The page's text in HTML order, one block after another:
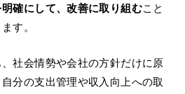
確にして、改善に取り組むこと
す。
社会情勢や会社の方針だけに原
分の支出管理や収入向上への取